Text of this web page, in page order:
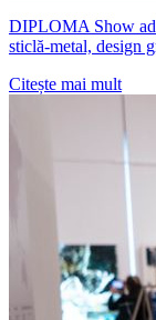
DIPLOMA Show
sticlă-metal, design
Citește mai mult